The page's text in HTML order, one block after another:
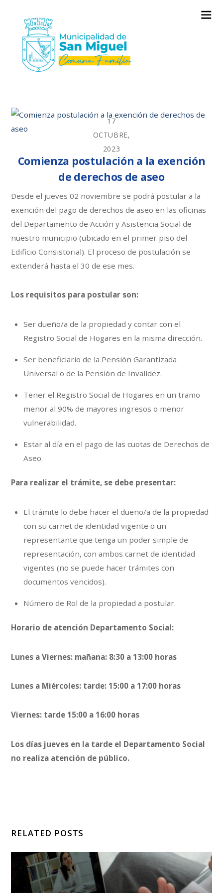
17
OCTUBRE,
2023
Comienza postulación a la exención
de derechos de aseo
Desde el jueves 02 noviembre se podrá postular a la
exención del pago de derechos de aseo en las oficinas
del Departamento de Acción y Asistencia Social de
nuestro municipio (ubicado en el primer piso del
Edificio Consistorial). El proceso de postulación se
extenderá hasta el 30 de ese mes.
Los requisitos para postular son:
Ser dueño/a de la propiedad y contar con el
Registro Social de Hogares en la misma dirección.
Ser beneficiario de la Pensión Garantizada
Universal o de la Pensión de Invalidez.
Tener el Registro Social de Hogares en un tramo
menor al 90% de mayores ingresos o menor
vulnerabilidad.
Estar al día en el pago de las cuotas de Derechos de
Aseo.
Para realizar el trámite, se debe presentar:
El trámite lo debe hacer el dueño/a de la propiedad
con su carnet de identidad vigente o un
representante que tenga un poder simple de
representación, con ambos carnet de identidad
vigentes (no se puede hacer trámites con
documentos vencidos).
Número de Rol de la propiedad a postular.
Horario de atención Departamento Social:
Lunes a Viernes: mañana: 8:30 a 13:00 horas
Lunes a Miércoles: tarde: 15:00 a 17:00 horas
Viernes: tarde 15:00 a 16:00 horas
Los días jueves en la tarde el Departamento Social
no realiza atención de público.
RELATED POSTS